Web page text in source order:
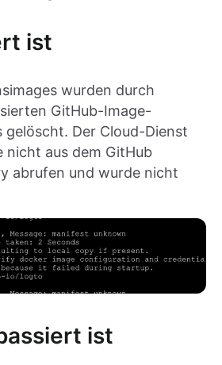
ist
wurden durch
GitHub-Image-
gelöscht. Der Cloud-Dienst
nicht aus dem GitHub
abrufen und wurde nicht
ist